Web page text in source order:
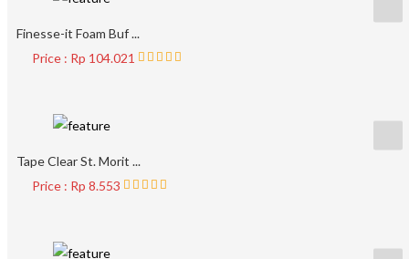
Finesse-it Foam Buf ...
Price : Rp 104.021
Tape Clear St. Morit ...
Price : Rp 8.553